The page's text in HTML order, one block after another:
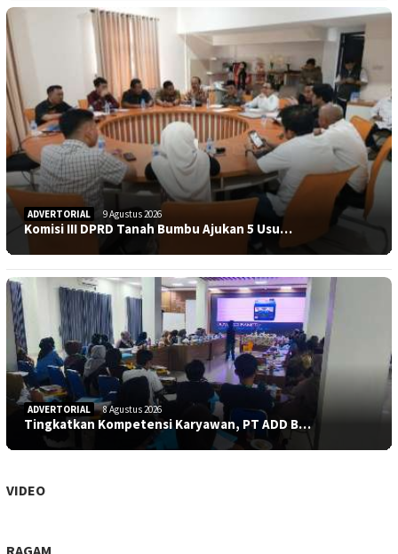
ADVERTORIAL 9 Agustus 2026
Komisi III DPRD Tanah Bumbu Ajukan 5 Usu…
ADVERTORIAL 8 Agustus 2026
Tingkatkan Kompetensi Karyawan, PT ADD B…
VIDEO